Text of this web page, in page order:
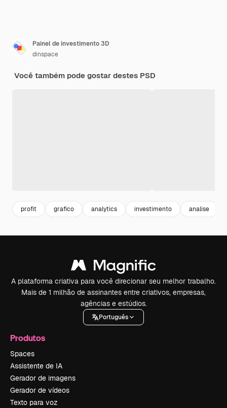
Painel de investimento 3D
dinspace
Você também pode gostar destes PSD
profit grafico analytics investimento analise
A plataforma criativa para você direcionar seu melhor trabalho.
Mais de 1 milhão de assinantes entre criativos, empresas,
agências e estúdios.
Português
Produtos
Spaces
Assistente de IA
Gerador de imagens
Gerador de vídeos
Texto para voz